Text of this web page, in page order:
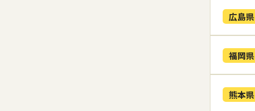
広島県
福岡県
熊本県